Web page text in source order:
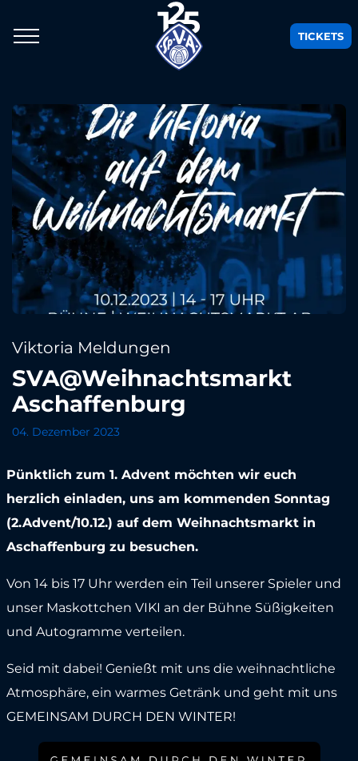
TICKETS
Viktoria Meldungen
SVA@Weihnachtsmarkt
Aschaffenburg
04. Dezember 2023
Pünktlich zum 1. Advent möchten wir euch
herzlich einladen, uns am kommenden Sonntag
(2.Advent/10.12.) auf dem Weihnachtsmarkt in
Aschaffenburg zu besuchen.
Von 14 bis 17 Uhr werden ein Teil unserer Spieler und
unser Maskottchen VIKI an der Bühne Süßigkeiten
und Autogramme verteilen.
Seid mit dabei! Genießt mit uns die weihnachtliche
Atmosphäre, ein warmes Getränk und geht mit uns
GEMEINSAM DURCH DEN WINTER!